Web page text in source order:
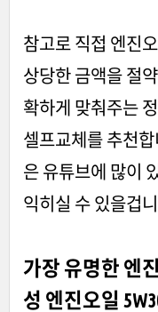
참고로 직접 엔진
상당한 금액을 절
확하게 맞춰주는
셀프교체를 추천
은 유튜브에 많이
익히실 수 있을겁
가장 유명한 엔
성 엔진오일